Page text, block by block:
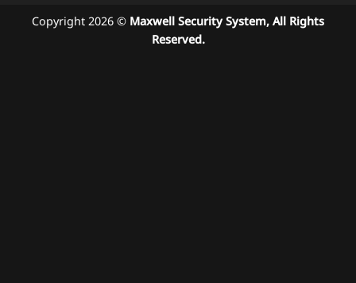
Copyright 2026 © Maxwell Security System, All Rights
Reserved.